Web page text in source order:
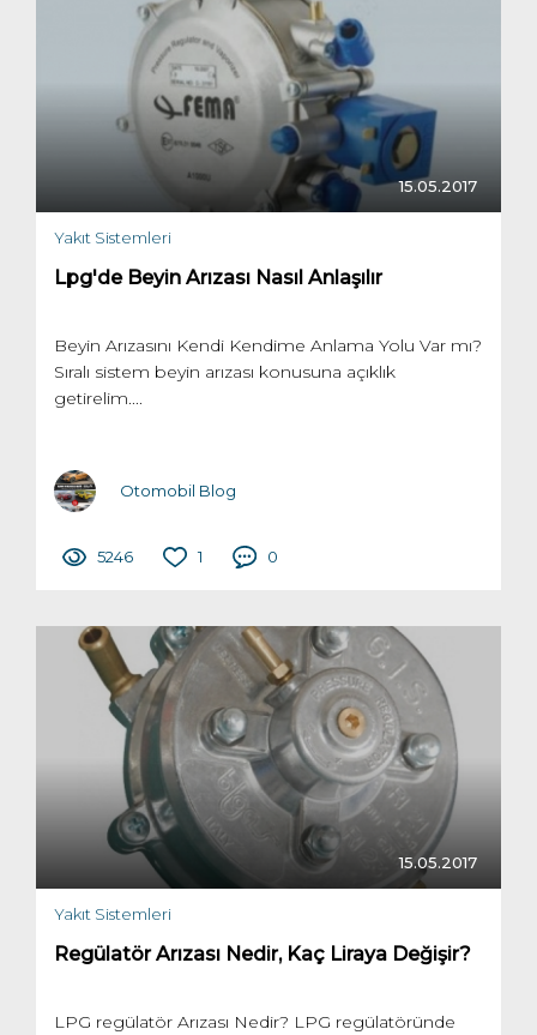
15.05.2017
Yakıt Sistemleri
Lpg'de Beyin Arızası Nasıl Anlaşılır
Beyin Arızasını Kendi Kendime Anlama Yolu Var mı?
Sıralı sistem beyin arızası konusuna açıklık
getirelim....
Otomobil Blog
5246 1 0
15.05.2017
Yakıt Sistemleri
Regülatör Arızası Nedir, Kaç Liraya Değişir?
LPG regülatör Arızası Nedir? LPG regülatöründe